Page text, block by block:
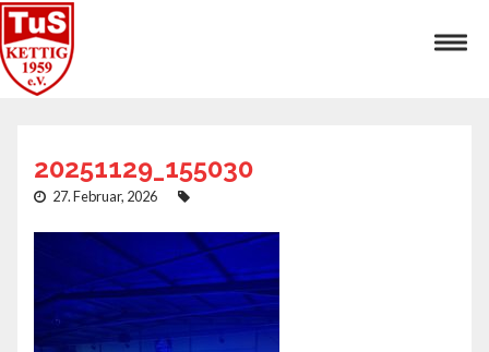
20251129_155030
27. Februar, 2026